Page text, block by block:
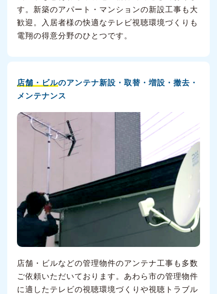
す。新築のアパート・マンションの新設工事も大
歓迎。入居者様の快適なテレビ視聴環境づくりも
電翔の得意分野のひとつです。
店舗・ビルのアンテナ新設・取替・増設・撤去・
メンテナンス
店舗・ビルなどの管理物件のアンテナ工事も多数
ご依頼いただいております。あわら市の管理物件
に適したテレビの視聴環境づくりや視聴トラブル